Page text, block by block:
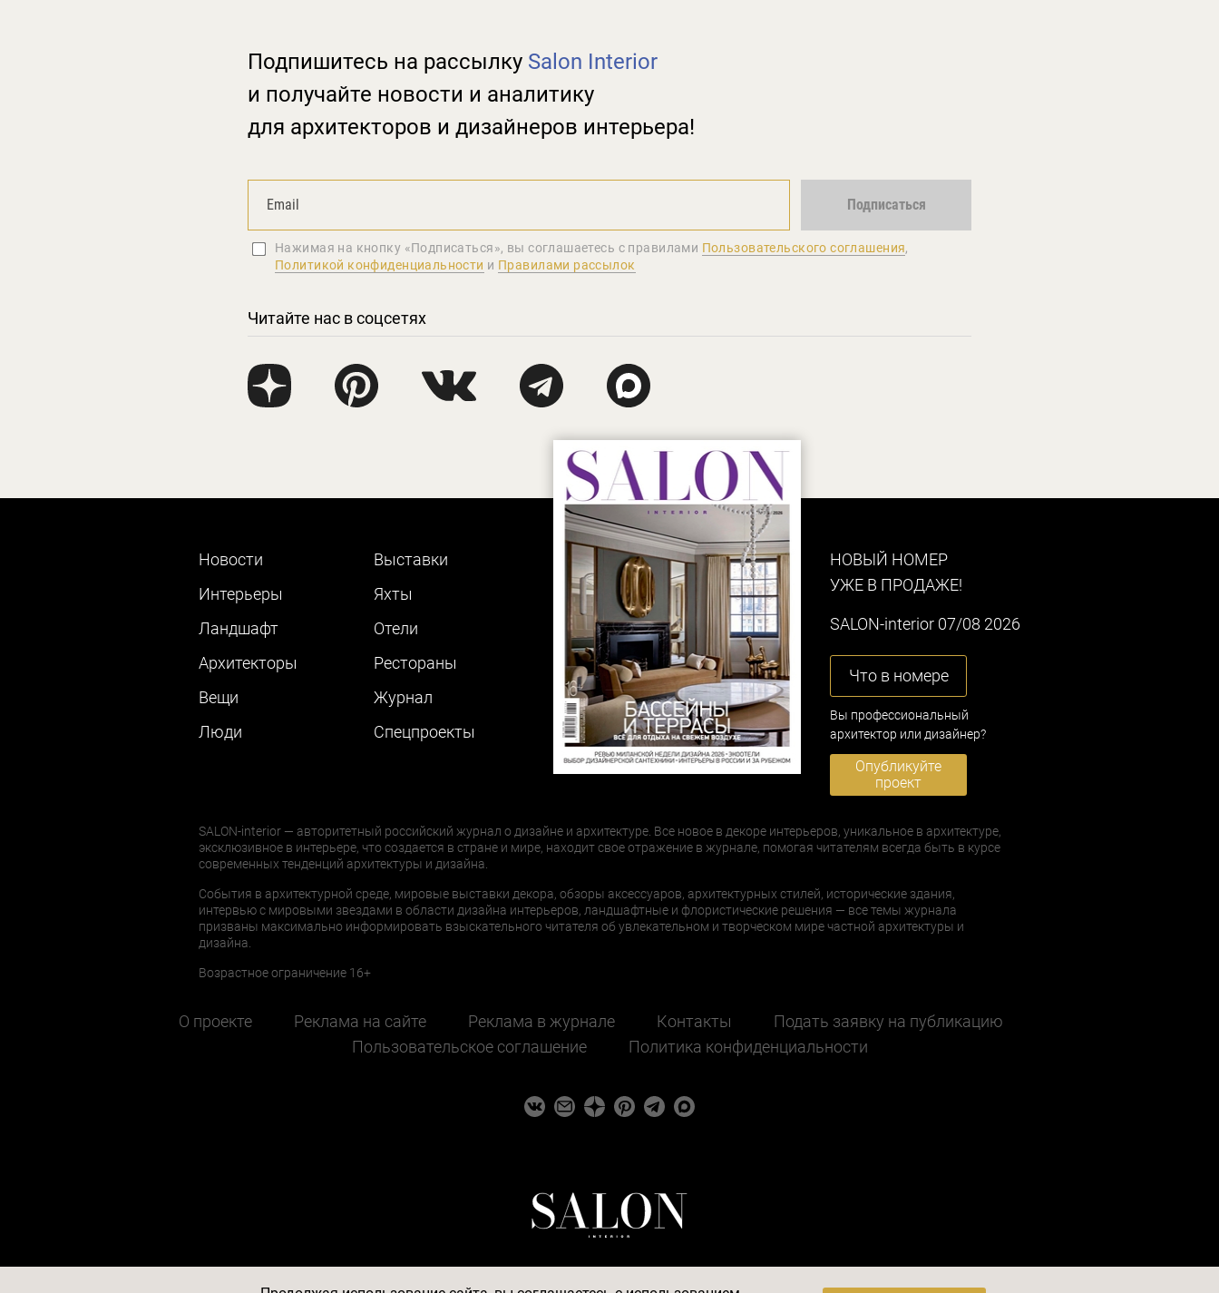
Подпишитесь на рассылку Salon Interior
и получайте новости и аналитику
для архитекторов и дизайнеров интерьера!
Подписаться
Нажимая на кнопку «Подписаться», вы соглашаетеcь с правилами Пользовательского соглашения,
Политикой конфиденциальности и Правилами рассылок
Читайте нас в соцсетях
Новости
Интерьеры
Ландшафт
Архитекторы
Вещи
Люди
Выставки
Яхты
Отели
Рестораны
Журнал
Cпецпроекты
НОВЫЙ НОМЕР
УЖЕ В ПРОДАЖЕ!
SALON-interior 07/08 2026
Что в номере
Вы профессиональный
архитектор или дизайнер?
Опубликуйте
проект
SALON-interior — авторитетный российский журнал о дизайне и архитектуре. Все новое в декоре интерьеров, уникальное в архитектуре,
эксклюзивное в интерьере, что создается в стране и мире, находит свое отражение в журнале, помогая читателям всегда быть в курсе
современных тенденций архитектуры и дизайна.
События в архитектурной среде, мировые выставки декора, обзоры аксессуаров, архитектурных стилей, исторические здания,
интервью с мировыми звездами в области дизайна интерьеров, ландшафтные и флористические решения — все темы журнала
призваны максимально информировать взыскательного читателя об увлекательном и творческом мире частной архитектуры и
дизайна.
Возрастное ограничение 16+
О проекте Реклама на сайте Реклама в журнале Контакты
Подать заявку на публикацию
Пользовательское соглашение
Политика конфиденциальности